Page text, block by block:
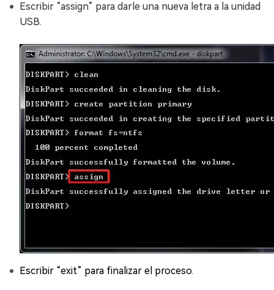
Escribir “assign” para darle una nueva letra a la unidad
USB.
Escribir “exit” para finalizar el proceso.